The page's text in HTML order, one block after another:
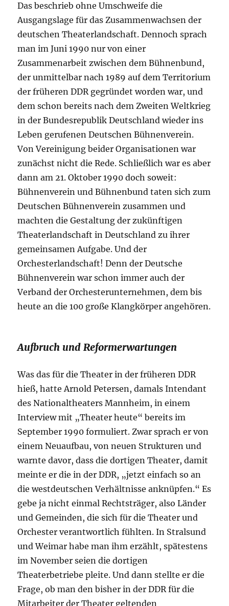
Das beschrieb ohne Umschweife die
Ausgangslage für das Zusammenwachsen der
deutschen Theaterlandschaft. Dennoch sprach
man im Juni 1990 nur von einer
Zusammenarbeit zwischen dem Bühnenbund,
der unmittelbar nach 1989 auf dem Territorium
der früheren DDR gegründet worden war, und
dem schon bereits nach dem Zweiten Weltkrieg
in der Bundesrepublik Deutschland wieder ins
Leben gerufenen Deutschen Bühnenverein.
Von Vereinigung beider Organisationen war
zunächst nicht die Rede. Schließlich war es aber
dann am 21. Oktober 1990 doch soweit:
Bühnenverein und Bühnenbund taten sich zum
Deutschen Bühnenverein zusammen und
machten die Gestaltung der zukünftigen
Theaterlandschaft in Deutschland zu ihrer
gemeinsamen Aufgabe. Und der
Orchesterlandschaft! Denn der Deutsche
Bühnenverein war schon immer auch der
Verband der Orchesterunternehmen, dem bis
heute an die 100 große Klangkörper angehören.
Aufbruch und Reformerwartungen
Was das für die Theater in der früheren DDR
hieß, hatte Arnold Petersen, damals Intendant
des Nationaltheaters Mannheim, in einem
Interview mit „Theater heute“ bereits im
September 1990 formuliert. Zwar sprach er von
einem Neuaufbau, von neuen Strukturen und
warnte davor, dass die dortigen Theater, damit
meinte er die in der DDR, „jetzt einfach so an
die westdeutschen Verhältnisse anknüpfen.“ Es
gebe ja nicht einmal Rechtsträger, also Länder
und Gemeinden, die sich für die Theater und
Orchester verantwortlich fühlten. In Stralsund
und Weimar habe man ihm erzählt, spätestens
im November seien die dortigen
Theaterbetriebe pleite. Und dann stellte er die
Frage, ob man den bisher in der DDR für die
Mitarbeiter der Theater geltenden